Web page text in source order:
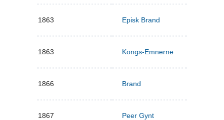
1863 Episk Brand
1863 Kongs-Emnerne
1866 Brand
1867 Peer Gynt